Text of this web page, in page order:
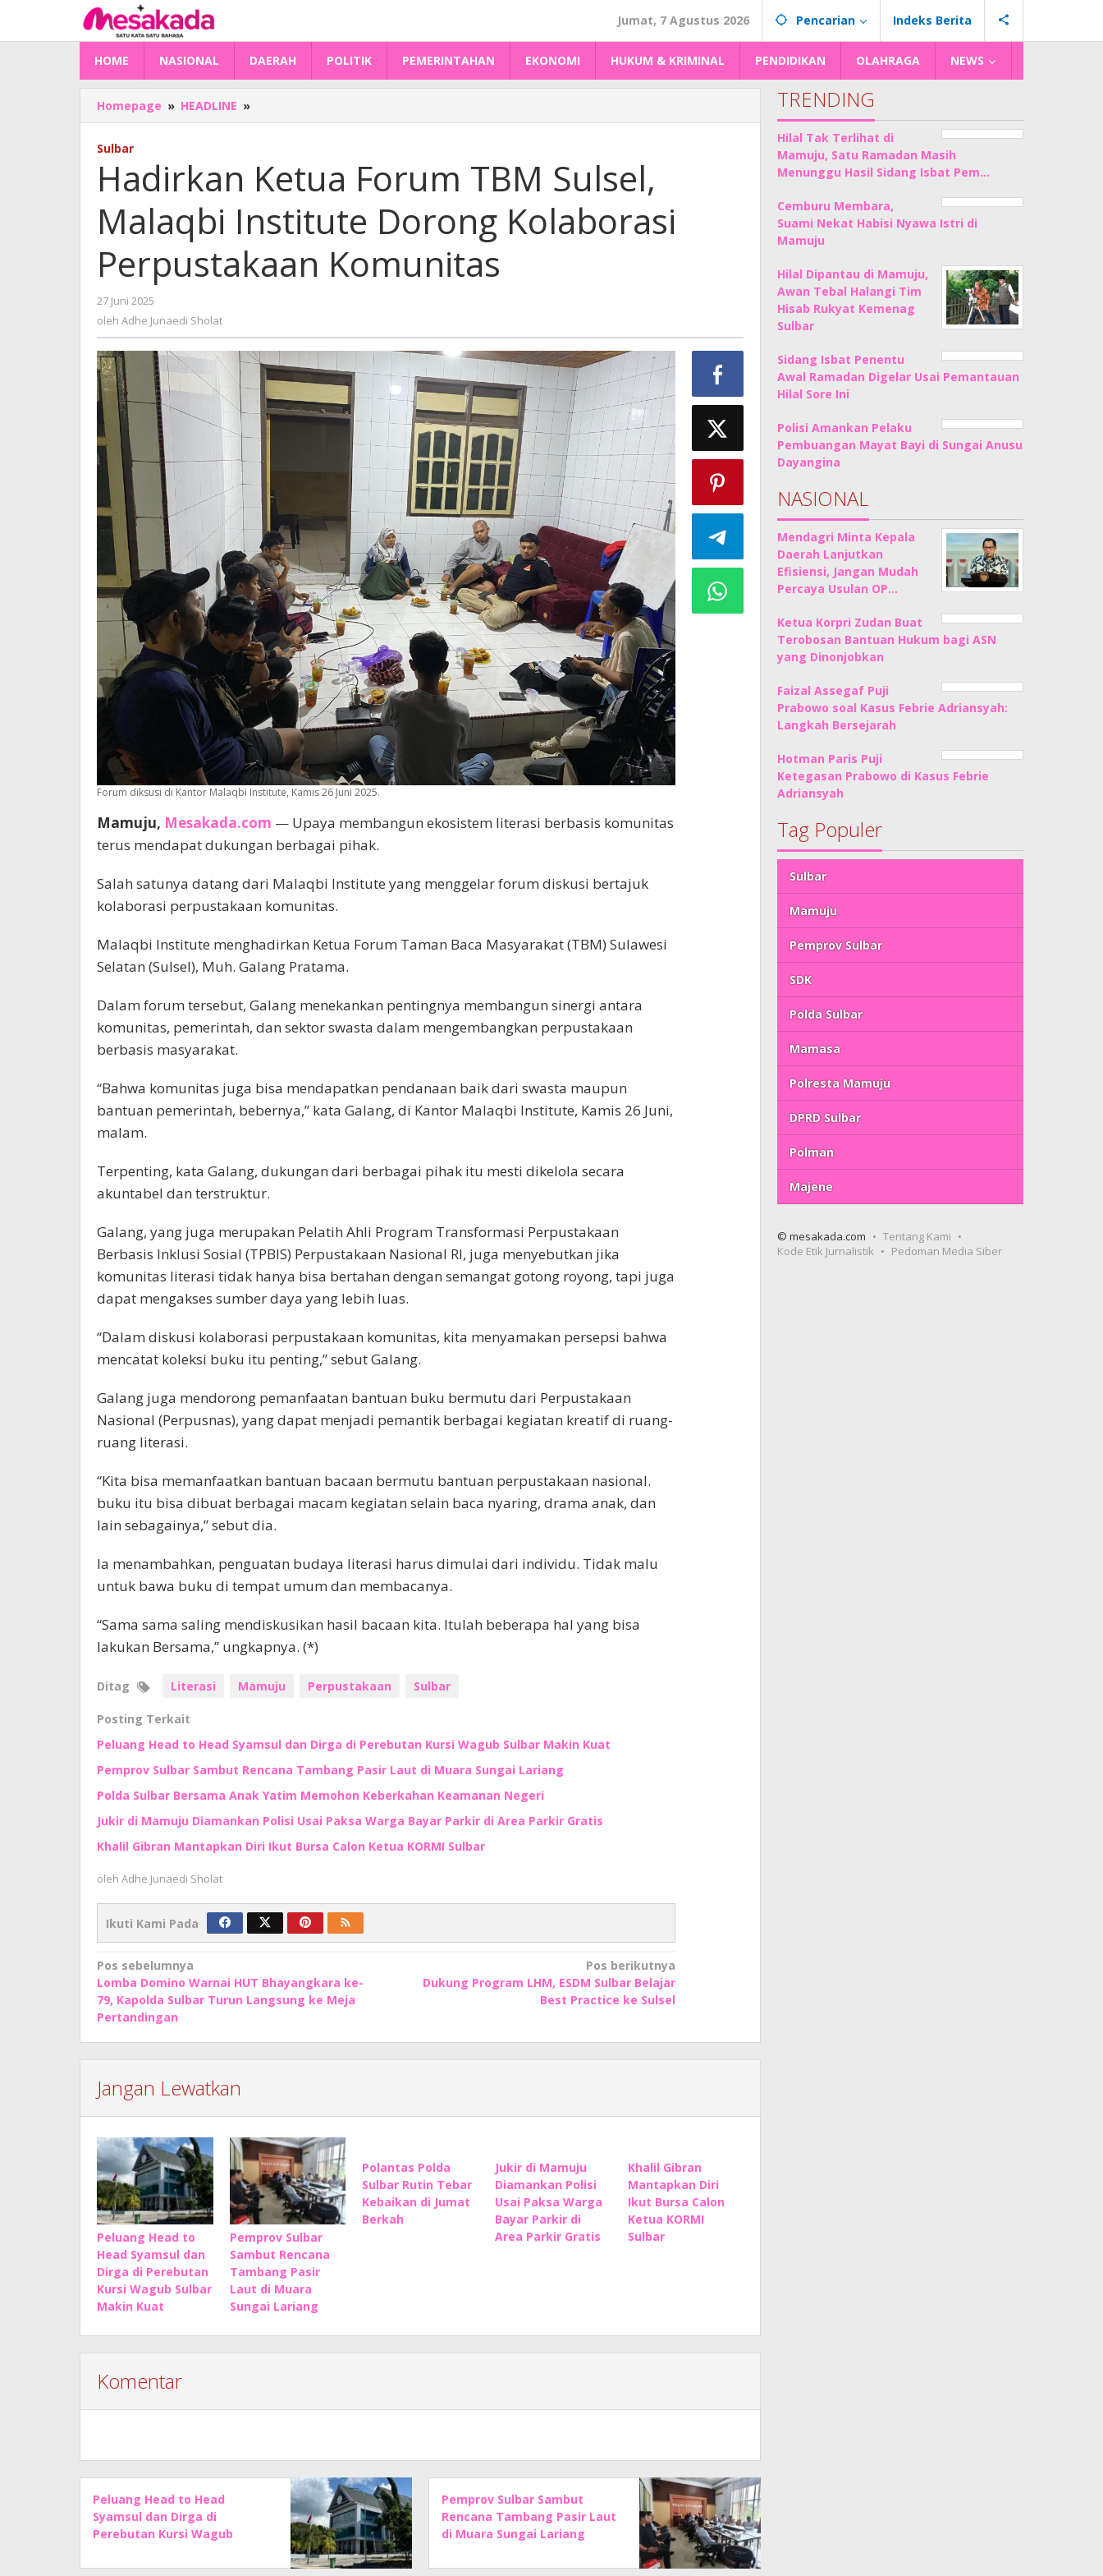
konten
Jumat, 7 Agustus 2026 Pencarian Indeks Berita
HOME NASIONAL DAERAH POLITIK PEMERINTAHAN EKONOMI HUKUM & KRIMINAL PENDIDIKAN OLAHRAGA NEWS
Homepage » HEADLINE »
Ketua
Sulsel,
Malaqbi
Institute
Dorong
Perpustakaan
Komunitas
Sulbar
Hadirkan Ketua Forum TBM Sulsel,
Malaqbi Institute Dorong Kolaborasi
Perpustakaan Komunitas
27 Juni 2025
Adhe
oleh Adhe Junaedi Sholat
Forum diksusi di Kantor Malaqbi Institute, Kamis 26 Juni 2025.
Mamuju, Mesakada.com — Upaya membangun ekosistem literasi berbasis komunitas
terus mendapat dukungan berbagai pihak.
Salah satunya datang dari Malaqbi Institute yang menggelar forum diskusi bertajuk
kolaborasi perpustakaan komunitas.
Malaqbi Institute menghadirkan Ketua Forum Taman Baca Masyarakat (TBM) Sulawesi
Selatan (Sulsel), Muh. Galang Pratama.
Dalam forum tersebut, Galang menekankan pentingnya membangun sinergi antara
komunitas, pemerintah, dan sektor swasta dalam mengembangkan perpustakaan
berbasis masyarakat.
“Bahwa komunitas juga bisa mendapatkan pendanaan baik dari swasta maupun
bantuan pemerintah, bebernya,” kata Galang, di Kantor Malaqbi Institute, Kamis 26 Juni,
malam.
Terpenting, kata Galang, dukungan dari berbagai pihak itu mesti dikelola secara
akuntabel dan terstruktur.
Galang, yang juga merupakan Pelatih Ahli Program Transformasi Perpustakaan
Berbasis Inklusi Sosial (TPBIS) Perpustakaan Nasional RI, juga menyebutkan jika
komunitas literasi tidak hanya bisa bertahan dengan semangat gotong royong, tapi juga
dapat mengakses sumber daya yang lebih luas.
“Dalam diskusi kolaborasi perpustakaan komunitas, kita menyamakan persepsi bahwa
mencatat koleksi buku itu penting,” sebut Galang.
Galang juga mendorong pemanfaatan bantuan buku bermutu dari Perpustakaan
Nasional (Perpusnas), yang dapat menjadi pemantik berbagai kegiatan kreatif di ruang-
ruang literasi.
“Kita bisa memanfaatkan bantuan bacaan bermutu bantuan perpustakaan nasional.
buku itu bisa dibuat berbagai macam kegiatan selain baca nyaring, drama anak, dan
lain sebagainya,” sebut dia.
Ia menambahkan, penguatan budaya literasi harus dimulai dari individu. Tidak malu
untuk bawa buku di tempat umum dan membacanya.
“Sama sama saling mendiskusikan hasil bacaan kita. Itulah beberapa hal yang bisa
lakukan Bersama,” ungkapnya. (*)
Ditag Literasi Mamuju Perpustakaan Sulbar
Posting Terkait
Peluang Head to Head Syamsul dan Dirga di Perebutan Kursi Wagub Sulbar Makin Kuat
Pemprov Sulbar Sambut Rencana Tambang Pasir Laut di Muara Sungai Lariang
Polda Sulbar Bersama Anak Yatim Memohon Keberkahan Keamanan Negeri
Jukir di Mamuju Diamankan Polisi Usai Paksa Warga Bayar Parkir di Area Parkir Gratis
Khalil Gibran Mantapkan Diri Ikut Bursa Calon Ketua KORMI Sulbar
oleh Adhe Junaedi Sholat
Ikuti Kami Pada
Navigasi
pos
Pos sebelumnya
Lomba Domino Warnai HUT Bhayangkara ke-
79, Kapolda Sulbar Turun Langsung ke Meja
Pertandingan
Pos berikutnya
Dukung Program LHM, ESDM Sulbar Belajar
Best Practice ke Sulsel
Jangan Lewatkan
Peluang Head to
Head Syamsul dan
Dirga di Perebutan
Kursi Wagub Sulbar
Makin Kuat
Pemprov Sulbar
Sambut Rencana
Tambang Pasir
Laut di Muara
Sungai Lariang
Polantas Polda
Sulbar Rutin Tebar
Kebaikan di Jumat
Berkah
Jukir di Mamuju
Diamankan Polisi
Usai Paksa Warga
Bayar Parkir di
Area Parkir Gratis
Khalil Gibran
Mantapkan Diri
Ikut Bursa Calon
Ketua KORMI
Sulbar
Komentar
Peluang Head to Head
Syamsul dan Dirga di
Perebutan Kursi Wagub
Pemprov Sulbar Sambut
Rencana Tambang Pasir Laut
di Muara Sungai Lariang
TRENDING
Hilal Tak Terlihat di
Mamuju, Satu Ramadan Masih
Menunggu Hasil Sidang Isbat Pem…
Cemburu Membara,
Suami Nekat Habisi Nyawa Istri di
Mamuju
Hilal Dipantau di Mamuju,
Awan Tebal Halangi Tim
Hisab Rukyat Kemenag
Sulbar
Sidang Isbat Penentu
Awal Ramadan Digelar Usai Pemantauan
Hilal Sore Ini
Polisi Amankan Pelaku
Pembuangan Mayat Bayi di Sungai Anusu
Dayangina
NASIONAL
Mendagri Minta Kepala
Daerah Lanjutkan
Efisiensi, Jangan Mudah
Percaya Usulan OP…
Ketua Korpri Zudan Buat
Terobosan Bantuan Hukum bagi ASN
yang Dinonjobkan
Faizal Assegaf Puji
Prabowo soal Kasus Febrie Adriansyah:
Langkah Bersejarah
Hotman Paris Puji
Ketegasan Prabowo di Kasus Febrie
Adriansyah
Tag Populer
Sulbar
Mamuju
Pemprov Sulbar
SDK
Polda Sulbar
Mamasa
Polresta Mamuju
DPRD Sulbar
Polman
Majene
© mesakada.com
Tentang Kami
Kode Etik Jurnalistik
Pedoman Media Siber